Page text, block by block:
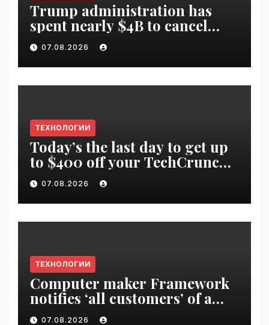
Trump administration has
spent nearly $4B to cancel
offshore wind farms |
VseTime.ru
07.08.2026
ТЕХНОЛОГИИ
Today’s the last day to get up
to $400 off your TechCrunch
Disrupt 2026 ticket |
VseTime.ru
07.08.2026
ТЕХНОЛОГИИ
Computer maker Framework
notifies ‘all customers’ of a
data breach | VseTime.ru
07.08.2026